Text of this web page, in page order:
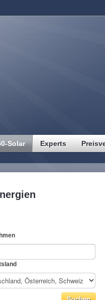
Solar Experts